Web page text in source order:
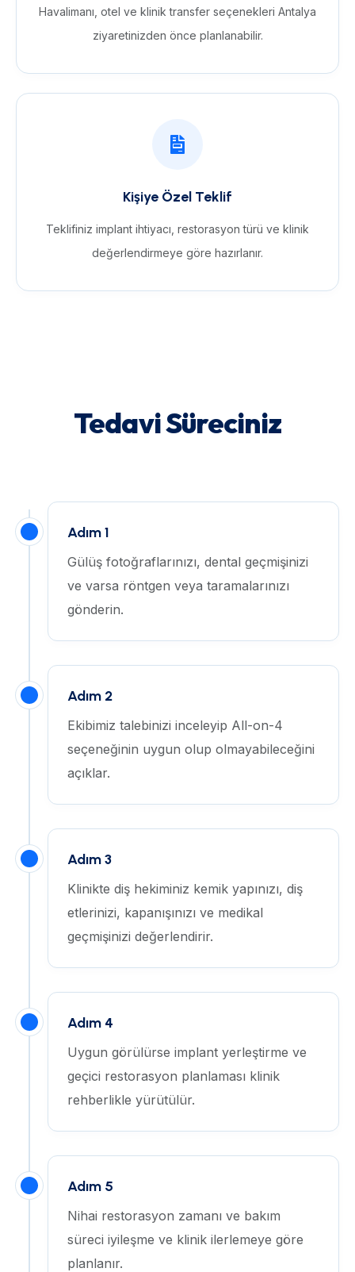
Havalimanı, otel ve klinik transfer seçenekleri Antalya
ziyaretinizden önce planlanabilir.
Kişiye Özel Teklif
Teklifiniz implant ihtiyacı, restorasyon türü ve klinik
değerlendirmeye göre hazırlanır.
Tedavi Süreciniz
Adım 1
Gülüş fotoğraflarınızı, dental geçmişinizi
ve varsa röntgen veya taramalarınızı
gönderin.
Adım 2
Ekibimiz talebinizi inceleyip All-on-4
seçeneğinin uygun olup olmayabileceğini
açıklar.
Adım 3
Klinikte diş hekiminiz kemik yapınızı, diş
etlerinizi, kapanışınızı ve medikal
geçmişinizi değerlendirir.
Adım 4
Uygun görülürse implant yerleştirme ve
geçici restorasyon planlaması klinik
rehberlikle yürütülür.
Adım 5
Nihai restorasyon zamanı ve bakım
süreci iyileşme ve klinik ilerlemeye göre
planlanır.